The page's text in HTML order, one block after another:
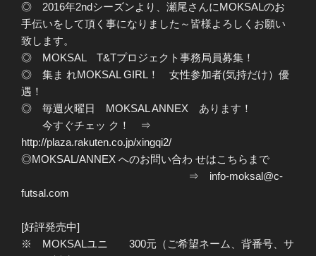
◎ 2016年2ndシーズンより、瀬尾さんにMOKSALのお
手伝いをして頂く事になりました～皆様よろしくお願い
致します。
◎ MOKSAL T&Tプロジェクト事務局員募集！
◎ 集ま れMOKSAL GIRL！ 女性参加者(気持だけ）優
遇！
◎ 毎週火曜日 MOKSAL ANNEX あります！
今すぐチェッ ク！ ⇒
http://plaza.rakuten.co.jp/xingqi2/
◎MOKSAL/ANNEX へのお問い合わ せはこちらまで
⇒ info-moksal@c-
futsal.com
[好評発売中]
※ MOKSALユニ 300元（ご希望ネーム、背番号、サ